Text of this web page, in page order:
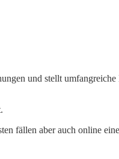
und stellt
fällen aber auch online